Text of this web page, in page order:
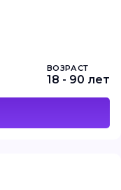
ВОЗРАСТ
18 - 90 лет